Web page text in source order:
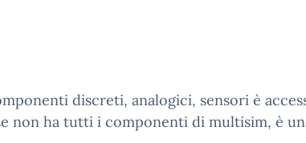
discreti, analogici, sensori è
non ha tutti i componenti di multisim, è